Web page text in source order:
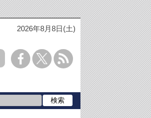
2026年8月8日(土)